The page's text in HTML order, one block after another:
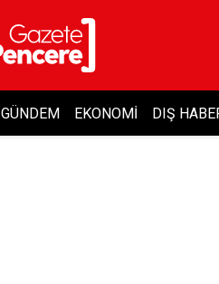
GÜNDEM EKONOMI DIŞ